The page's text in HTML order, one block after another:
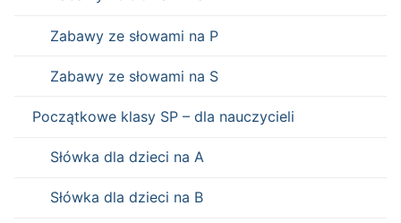
Zabawy ze słowami na P
Zabawy ze słowami na S
Początkowe klasy SP – dla nauczycieli
Słówka dla dzieci na A
Słówka dla dzieci na B